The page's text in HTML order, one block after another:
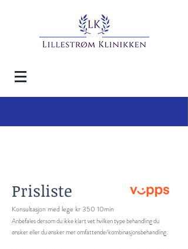
Prisliste
Konsultasjon med lege kr 350 10min
Anbefales dersom du ikke klart vet hvilken type behandling du
ønsker eller du ønsker mer omfattende/kombinasjonsbehandling.